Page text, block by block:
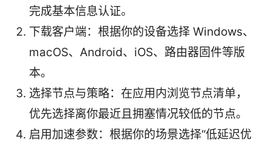
完成基本信息认证。
下载客户端：根据你的设备选择 Windows、
macOS、Android、iOS、路由器固件等版
本。
选择节点与策略：在应用内浏览节点清单，
优先选择离你最近且拥塞情况较低的节点。
启用加速参数：根据你的场景选择“低延迟优